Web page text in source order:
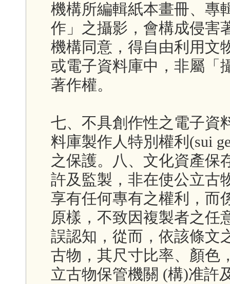
機構所編輯紙本畫冊、專
作」之攝影，會構成侵害
機構同意，得自由利用文
或電子資料庫中，非屬「
著作權。
七、不具創作性之電子資
料庫製作人特別權利(sui
之保護。八、文化資產保
許及監製，非在使公立古
享有任何專有之權利，而
原樣，不致因複製者之任
誤認知，從而，依該條文
古物，其尺寸比率、顏色
立古物保管機關 (構)准許